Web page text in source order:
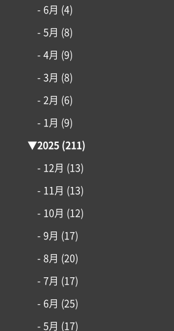
コンセプト
施工事例
はじめての家づくり
アイフルホームについて
リフォーム・リノベーション
- 6月 (4)
- 5月 (8)
- 4月 (9)
- 3月 (8)
- 2月 (6)
- 1月 (9)
▼2025(211)
- 12月 (13)
- 11月 (13)
- 10月 (12)
- 9月 (17)
- 8月 (20)
- 7月 (17)
- 6月 (25)
- 5月 (17)